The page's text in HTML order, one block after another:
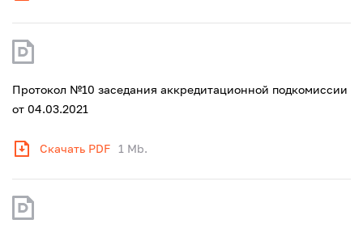
Протокол №10 заседания аккредитационной подкомиссии
от 04.03.2021
Скачать PDF 1 Mb.